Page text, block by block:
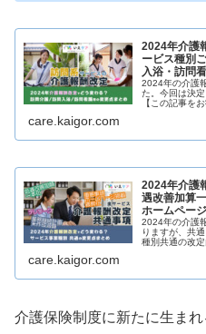
2024年介護
ービス種別
入浴・訪問
2024年の介護
た。今回は決
【この記事を
care.kaigor.com
2024年介護
遇改善加算
ホームペー
2024年の介護
りますが、共
種別共通の改
care.kaigor.com
介護保険制度に新たに生まれ